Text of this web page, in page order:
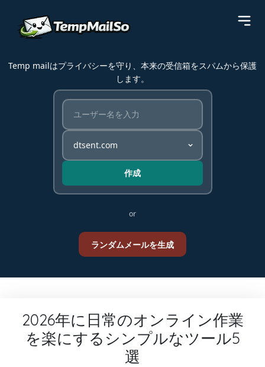
Temp mailはプライバシーを守り、本来の受信箱をスパムから保護
します。
作成
or
ランダムメールを生成
2026年に日常のオンライン作業
を楽にするシンプルなツール5
選